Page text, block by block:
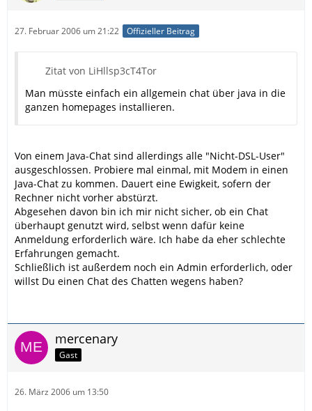
27. Februar 2006 um 21:22 Offizieller Beitrag
Zitat von LiHllsp3cT4Tor
Man müsste einfach ein allgemein chat über java in die
ganzen homepages installieren.
Von einem Java-Chat sind allerdings alle "Nicht-DSL-User"
ausgeschlossen. Probiere mal einmal, mit Modem in einen
Java-Chat zu kommen. Dauert eine Ewigkeit, sofern der
Rechner nicht vorher abstürzt.
Abgesehen davon bin ich mir nicht sicher, ob ein Chat
überhaupt genutzt wird, selbst wenn dafür keine
Anmeldung erforderlich wäre. Ich habe da eher schlechte
Erfahrungen gemacht.
Schließlich ist außerdem noch ein Admin erforderlich, oder
willst Du einen Chat des Chatten wegens haben?
mercenary
Gast
26. März 2006 um 13:50